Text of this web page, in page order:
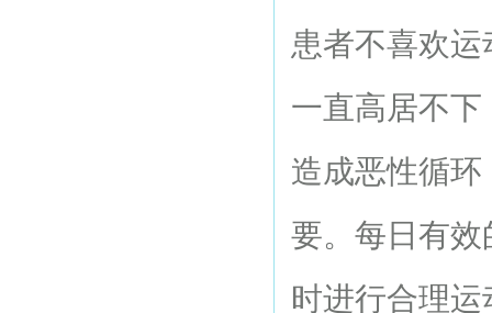
患者不喜欢
一直高居不
造成恶性循
要。每日有效
时进行合理运